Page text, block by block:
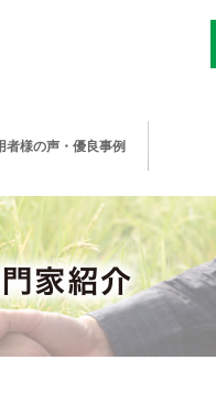
者様の声・優良事例